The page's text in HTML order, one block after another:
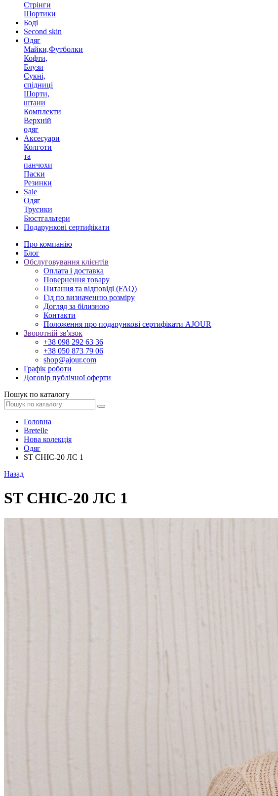
Стрінги
Шортики
Боді
Second skin
Одяг
Майки,Футболки
Кофти,
Блузи
Сукні,
спідниці
Шорти,
штани
Комплекти
Верхній
одяг
Аксесуари
Колготи
та
панчохи
Паски
Резинки
Sale
Одяг
Трусики
Бюстгальтери
Подарункові сертифікати
Про компанію
Блог
Обслуговування клієнтів
Оплата і доставка
Повернення товару
Питання та відповіді (FAQ)
Гід по визначенню розміру
Догляд за білизною
Контакти
Положення про подарункові сертифікати AJOUR
Зворотній зв'язок
+38 098 292 63 36
+38 050 873 79 06
shop@ajour.com
Графік роботи
Договір публічної оферти
Пошук по каталогу
Головна
Bretelle
Нова колекція
Одяг
ST CHIC-20 ЛС 1
Назад
ST CHIC-20 ЛС 1